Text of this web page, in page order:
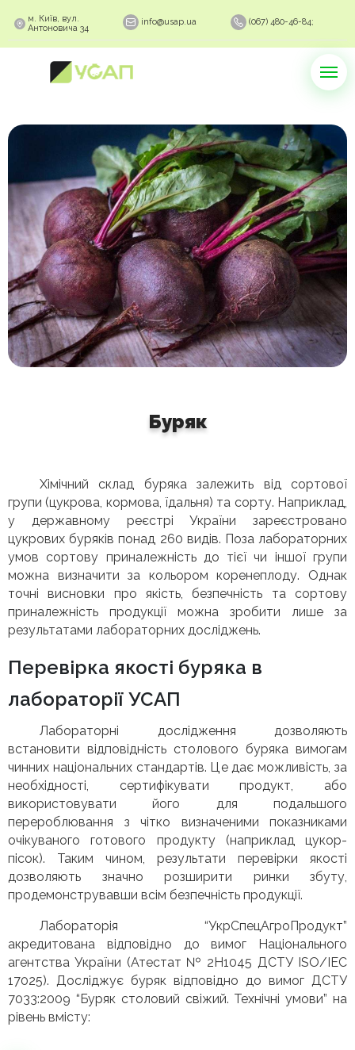
м. Київ, вул.
Антоновича 34
info@usap.ua (067) 480-46-84;
Буряк
Хімічний склад буряка залежить від сортової
групи (цукрова, кормова, їдальня) та сорту. Наприклад,
у державному реєстрі України зареєстровано
цукрових буряків понад 260 видів. Поза лабораторних
умов сортову приналежність до тієї чи іншої групи
можна визначити за кольором коренеплоду. Однак
точні висновки про якість, безпечність та сортову
приналежність продукції можна зробити лише за
результатами лабораторних досліджень.
Перевірка якості буряка в
лабораторії УСАП
Лабораторні дослідження дозволяють
встановити відповідність столового буряка вимогам
чинних національних стандартів. Це дає можливість, за
необхідності, сертифікувати продукт, або
використовувати його для подальшого
перероблювання з чітко визначеними показниками
очікуваного готового продукту (наприклад цукор-
пісок). Таким чином, результати перевірки якості
дозволяють значно розширити ринки збуту,
продемонструвавши всім безпечність продукції.
Лабораторія “УкрСпецАгроПродукт”
акредитована відповідно до вимог Національного
агентства України (Атестат № 2Н1045 ДСТУ ISO/IEC
17025). Досліджує буряк відповідно до вимог ДСТУ
7033:2009 “Буряк столовий свіжий. Технічні умови” на
рівень вмісту: